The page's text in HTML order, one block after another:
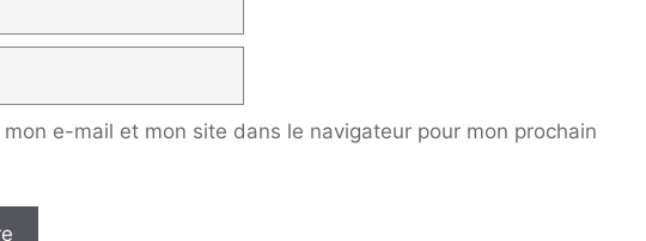
e-mail et mon site dans le navigateur pour mon prochain